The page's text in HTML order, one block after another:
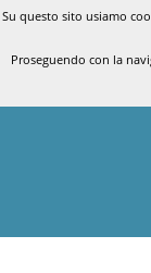
Su questo sito usiamo
Proseguendo con la